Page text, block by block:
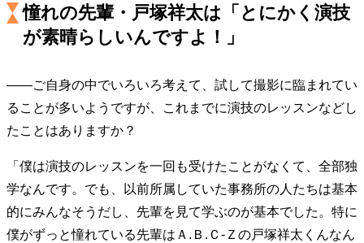
リーダーの流儀 変革の原動力
次世代へのバトン
トップが描く未来
マインドセット
重圧との向き合い方 一流のルーティン
20代の現在地
忘れられない言葉
ライフスタイル・生き方
40代からの景色
美しさの哲学
憧れの先輩・戸塚祥太は「とにかく演技
が素晴らしいんですよ！」
――ご自身の中でいろいろ考えて、試して撮影に臨まれてい
ることが多いようですが、これまでに演技のレッスンなどし
たことはありますか？
「僕は演技のレッスンを一回も受けたことがなくて、全部独
学なんです。でも、以前所属していた事務所の人たちは基本
的にみんなそうだし、先輩を見て学ぶのが基本でした。特に
僕がずっと憧れている先輩はＡ.Ｂ.Ｃ-Ｚの戸塚祥太くんなん